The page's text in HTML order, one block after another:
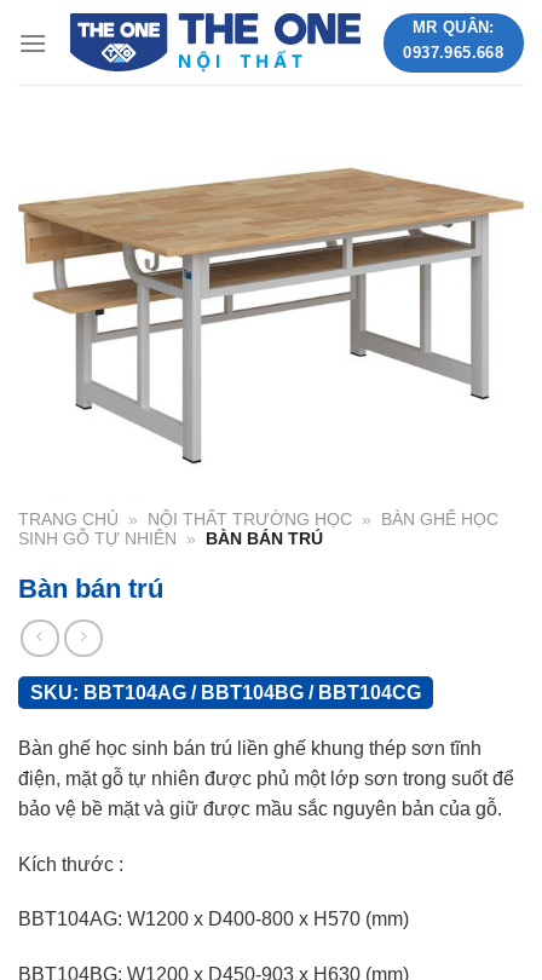
MR QUÂN:
0937.965.668
TRANG CHỦ » NỘI THẤT TRƯỜNG HỌC »
BÀN GHẾ HỌC
SINH GỖ TỰ NHIÊN
» BÀN BÁN TRÚ
Bàn bán trú
SKU: BBT104AG / BBT104BG / BBT104CG
Bàn ghế học sinh bán trú liền ghế khung thép sơn tĩnh
điện, mặt gỗ tự nhiên được phủ một lớp sơn trong suốt để
bảo vệ bề mặt và giữ được mầu sắc nguyên bản của gỗ.
Kích thước :
BBT104AG: W1200 x D400-800 x H570 (mm)
BBT104BG: W1200 x D450-903 x H630 (mm)